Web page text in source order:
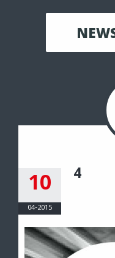
10
04-2015
4